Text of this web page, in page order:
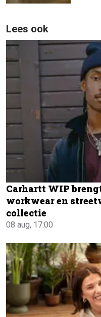
Lees ook
Carhartt WIP
workwear en
collectie
08 aug, 17:00